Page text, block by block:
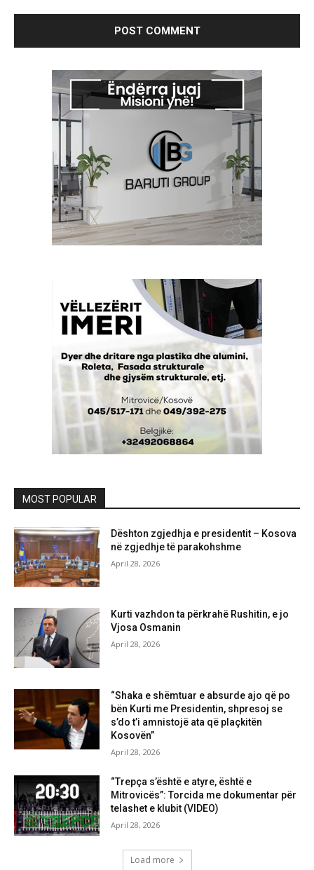
MOST POPULAR
Dështon zgjedhja e presidentit – Kosova
në zgjedhje të parakohshme
April 28, 2026
Kurti vazhdon ta përkrahë Rushitin, e jo
Vjosa Osmanin
April 28, 2026
“Shaka e shëmtuar e absurde ajo që po
bën Kurti me Presidentin, shpresoj se
s’do t’i amnistojë ata që plaçkitën
Kosovën”
April 28, 2026
“Trepça s’është e atyre, është e
Mitrovicës”: Torcida me dokumentar për
telashet e klubit (VIDEO)
April 28, 2026
Load more